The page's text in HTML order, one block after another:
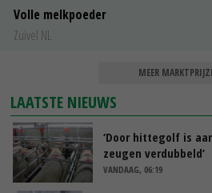
Volle melkpoeder
Zuivel NL
MEER
LAATSTE NIEUWS
‘Door hittegolf is
zeugen verdubbeld’
VANDAAG, 06:19